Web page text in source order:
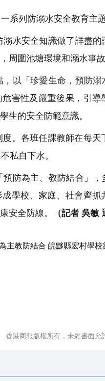
列防溺水安全教育主
水安全知識做了詳盡的
周圍池塘環境和溺水事
以「珍愛生命，預防溺
害性及嚴重後果，引
生的安全防範意識。
。各班任課教師在每天
私自下水。
防為主、教防結合」
學校、家庭、社會齊
安全防線。
（記者 吳敏
香港商報版權所有，未經書面允